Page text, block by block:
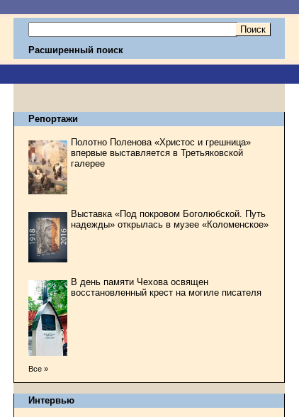
Расширенный поиск
Репортажи
Полотно Поленова «Христос и грешница»
впервые выставляется в Третьяковской
галерее
Выставка «Под покровом Боголюбской. Путь
надежды» открылась в музее «Коломенское»
В день памяти Чехова освящен
восстановленный крест на могиле писателя
Все »
Интервью